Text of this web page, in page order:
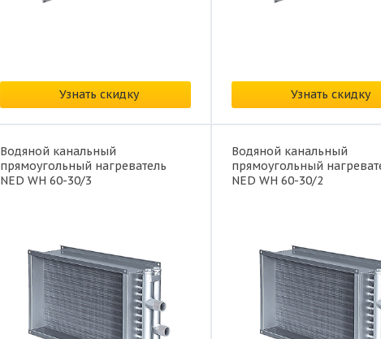
Узнать скидку Узнать скидку
Водяной канальный
прямоугольный нагреватель
NED WH 60-30/3
Водяной канальный
прямоугольный
NED WH 60-30/2